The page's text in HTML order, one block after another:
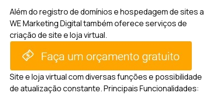
Além do registro de domínios e hospedagem de sites a
WE Marketing Digital também oferece serviços de
criação de site e loja virtual.
Site e loja virtual com diversas funções e possibilidade
de atualização constante.Principais Funcionalidades: